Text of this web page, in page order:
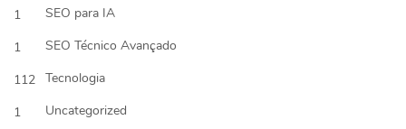
1
SEO para IA
1
SEO Técnico Avançado
112 Tecnologia
1
Uncategorized